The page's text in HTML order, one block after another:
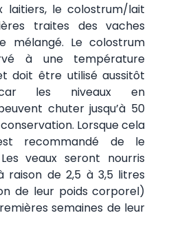
laitiers, le colostrum/lait
traites des vaches
mélangé. Le colostrum
à une température
doit être utilisé aussitôt
les niveaux en
chuter jusqu’à 50
Lorsque cela
recommandé de le
veaux seront nourris
raison de 2,5 à 3,5 litres
de leur poids corporel)
semaines de leur